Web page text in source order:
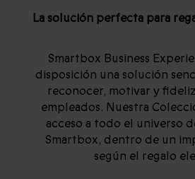
La solución perfecta para
Smartbox Business
disposición una solución
reconocer, motivar y
empleados. Nuestra
acceso a todo el universo
Smartbox, dentro de un
según el regalo